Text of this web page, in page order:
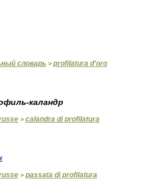
словарь >profilatura d'oro
каландр
>calandra di profilatura
>passata di profilatura